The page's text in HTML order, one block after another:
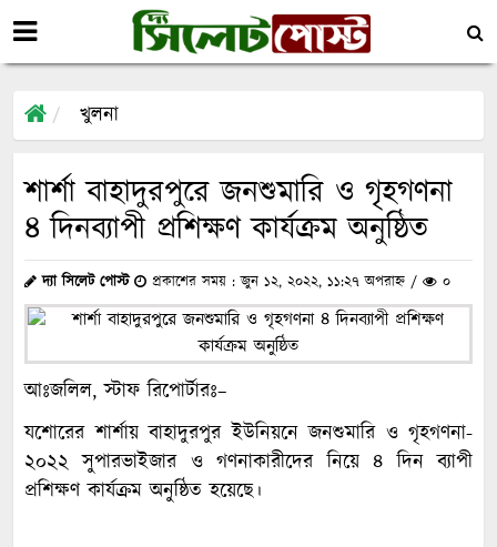
খুলনা
শার্শা বাহাদুরপুরে জনশুমারি ও গৃহগণনা
৪ দিনব্যাপী প্রশিক্ষণ কার্যক্রম অনুষ্ঠিত
দ্যা সিলেট পোস্ট প্রকাশের সময় : জুন ১২, ২০২২, ১১:২৭ অপরাহ্ন / ০
আঃজলিল, স্টাফ রিপোর্টারঃ–
যশোরের শার্শায় বাহাদুরপুর ইউনিয়নে জনশুমারি ও গৃহগণনা-
২০২২ সুপারভাইজার ও গণনাকারীদের নিয়ে ৪ দিন ব্যাপী
প্রশিক্ষণ কার্যক্রম অনুষ্ঠিত হয়েছে।